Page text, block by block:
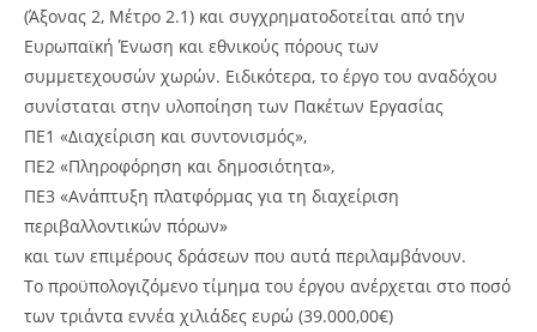
(Άξονας 2, Μέτρο 2.1) και συγχρηματοδοτείται από την
Ευρωπαϊκή Ένωση και εθνικούς πόρους των
συμμετεχουσών χωρών. Ειδικότερα, το έργο του αναδόχου
συνίσταται στην υλοποίηση των Πακέτων Εργασίας
ΠΕ1 «Διαχείριση και συντονισμός»,
ΠΕ2 «Πληροφόρηση και δημοσιότητα»,
ΠΕ3 «Ανάπτυξη πλατφόρμας για τη διαχείριση
περιβαλλοντικών πόρων»
και των επιμέρους δράσεων που αυτά περιλαμβάνουν.
Το προϋπολογιζόμενο τίμημα του έργου ανέρχεται στο ποσό
των τριάντα εννέα χιλιάδες ευρώ (39.000,00€)